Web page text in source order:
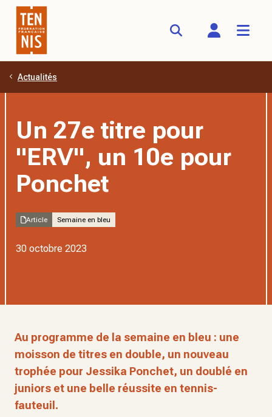
Aller au contenu principal
Actualités
Un 27e titre pour
"ERV", un 10e pour
Ponchet
Article Semaine en bleu
30 octobre 2023
Au programme de la semaine en bleu : une
moisson de titres en double, un nouveau
trophée pour Jessika Ponchet, un doublé en
juniors et une belle réussite en tennis-
fauteuil.